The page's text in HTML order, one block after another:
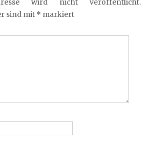
wird nicht veröffentlicht.
sind mit * markiert